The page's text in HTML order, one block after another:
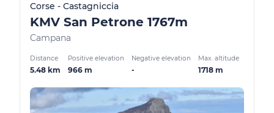
Corse - Castagniccia
KMV San Petrone 1767m
Campana
Distance
5.48 km
Positive elevation
966 m
Negative elevation
-
Max. altitude
1718 m